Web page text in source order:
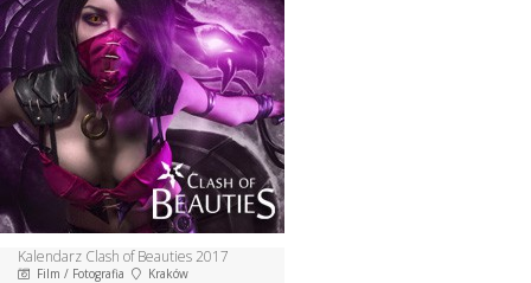
Kalendarz Clash of Beauties 2017
Film / Fotografia Kraków